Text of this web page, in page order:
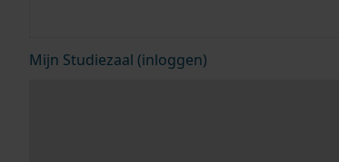
Mijn Studiezaal (inloggen)